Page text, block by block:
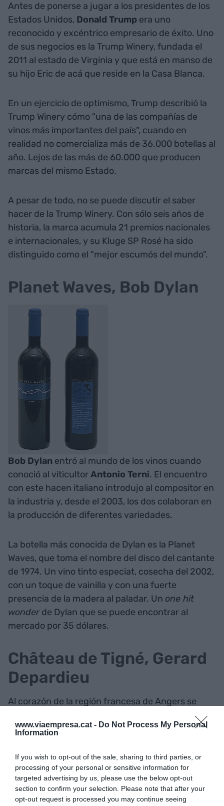
www.viaempresa.cat - Do Not Process My Personal
Information
If you wish to opt-out of the sale, sharing to third parties, or
processing of your personal or sensitive information for
targeted advertising by us, please use the below opt-out
section to confirm your selection. Please note that after your
opt-out request is processed you may continue seeing
Antes de ponerse a jugar a los presidentes de los
Estados Unidos, Donald Trump era uno
reconocido y excéntrico empresario de éxito. Uno
de sus negocios es la Trump Winery, fundada el
2011 al estado de Virginia y que está en manso de
su hijo Eric de acá que reside en la Casa Blanca.
En un ejercicio de optimismo, Trump describió la
Trump Winery cómo "una de las compañías de
vinos más importantes del país", cuando en
realidad no comercializa más de 36.000 botellas al
año. Lejos de las más de 60.000 que producen
marcas del mismo Estado.
A pesar de todo, no se puede discutir el saber
hacer de la Trump Winery. Con sólo seis años de
historia, la marca acumula 21 premios nacionales
e internacionales, y su Kluge SP Rosé ha sido
distinguido como el "mejor escumós del mundo".
Planet Waves, Bob Dylan
Bob Dylan entró al mundo de los vinos cuando
conoció al viticultorAntonio Terni. El encuentro
con este hacen italiano introdujo al compositor en
la industria y, desde el 2003, los dos colaboran en
la producción de diferentes variedades.
La botella más conocida de Dylan es la Planet
Waves, que toma el nombre del disco del cantante
de 1974. Un vino tinto especiat, cosecha del 2002,
con un toque de vainilla y con una fuerte
presencia de la madera al paladar. Un one hit
wonder de Dylan que se puede encontrar al
mercado por 35 dólares.
Château de Tigné, Gerard
Depardieu
Al corazón de la región francesa de Angers se
castillo con más de 100 hectáreas de territorio
el 1989, es propiedad del actor francés Gerard
Depardieu.
A pesar de no probar una gota de alcohol desde el